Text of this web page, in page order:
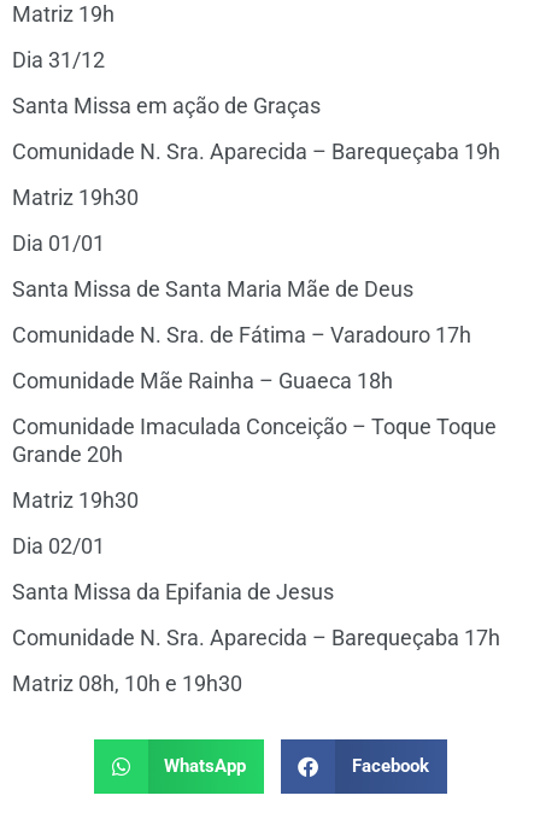
Matriz 19h
Dia 31/12
Santa Missa em ação de Graças
Comunidade N. Sra. Aparecida – Barequeçaba 19h
Matriz 19h30
Dia 01/01
Santa Missa de Santa Maria Mãe de Deus
Comunidade N. Sra. de Fátima – Varadouro 17h
Comunidade Mãe Rainha – Guaeca 18h
Comunidade Imaculada Conceição – Toque Toque
Grande 20h
Matriz 19h30
Dia 02/01
Santa Missa da Epifania de Jesus
Comunidade N. Sra. Aparecida – Barequeçaba 17h
Matriz 08h, 10h e 19h30
WhatsApp Facebook